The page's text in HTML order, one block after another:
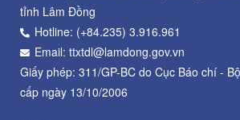
tỉnh Lâm Đồng
Hotline: (+84.235) 3.916.961
Email: ttxtdl@lamdong.gov.vn
Giấy phép: 311/GP-BC do Cục Báo chí -
cấp ngày 13/10/2006